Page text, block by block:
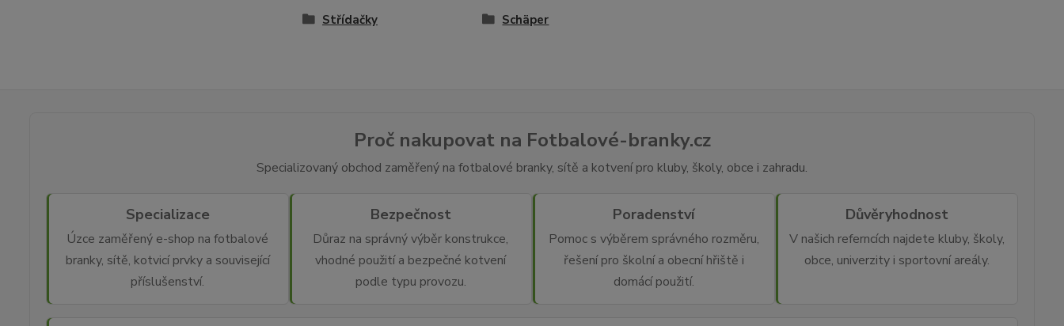
Střídačky Schäper
Proč nakupovat na Fotbalové-branky.cz
Specializovaný obchod zaměřený na fotbalové branky, sítě a kotvení pro kluby, školy, obce i zahradu.
Specializace
Úzce zaměřený e-shop na fotbalové
branky, sítě, kotvicí prvky a související
příslušenství.
Bezpečnost
Důraz na správný výběr konstrukce,
vhodné použití a bezpečné kotvení
podle typu provozu.
Poradenství
Pomoc s výběrem správného rozměru,
řešení pro školní a obecní hřiště i
domácí použití.
Důvěryhodnost
V našich referncích najdete kluby, školy,
obce, univerzity i sportovní areály.